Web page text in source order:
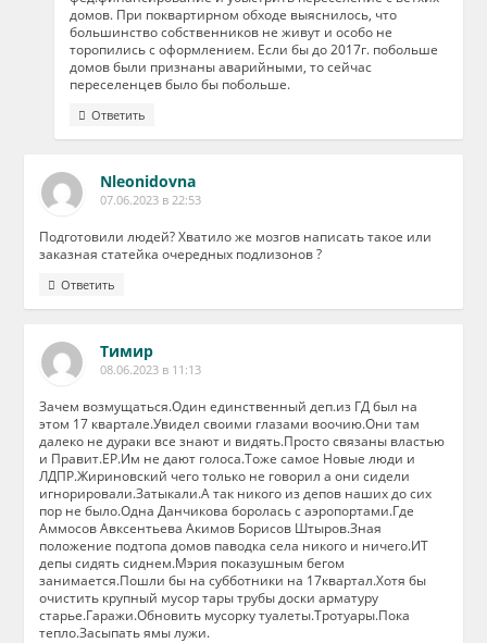
домов. При поквартирном обходе выяснилось, что
большинство собственников не живут и особо не
торопились с оформлением. Если бы до 2017г. побольше
домов были признаны аварийными, то сейчас
переселенцев было бы побольше.
Ответить
Nleonidovna
07.06.2023 в 22:53
Подготовили людей? Хватило же мозгов написать такое или
заказная статейка очередных подлизонов ?
Ответить
Тимир
08.06.2023 в 11:13
Зачем возмущаться.Один единственный деп.из ГД был на
этом 17 квартале.Увидел своими глазами воочию.Они там
далеко не дураки все знают и видять.Просто связаны властью
и Правит.ЕР.Им не дают голоса.Тоже самое Новые люди и
ЛДПР.Жириновский чего только не говорил а они сидели
игнорировали.Затыкали.А так никого из депов наших до сих
пор не было.Одна Данчикова боролась с аэропортами.Где
Аммосов Авксентьева Акимов Борисов Штыров.Зная
положение подтопа домов паводка села никого и ничего.ИТ
депы сидять сиднем.Мэрия показушным бегом
занимается.Пошли бы на субботники на 17квартал.Хотя бы
очистить крупный мусор тары трубы доски арматуру
старье.Гаражи.Обновить мусорку туалеты.Тротуары.Пока
тепло.Засыпать ямы лужи.